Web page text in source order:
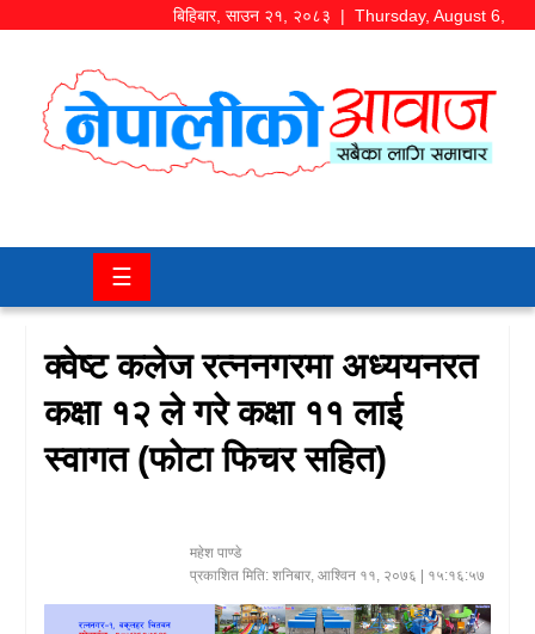
बिहिबार,साउन २१, २०८३ | Thursday, August 6,
समाज/
चितवन
कला/
मनोरञ्जन
बजार
☰
क्वेष्ट कलेज रत्ननगरमा अध्ययनरत
कक्षा १२ ले गरे कक्षा ११ लाई
स्वागत (फोटा फिचर सहित)
महेश पाण्डे
प्रकाशित मिति: शनिबार, आश्विन ११, २०७६ | १५:१६:५७